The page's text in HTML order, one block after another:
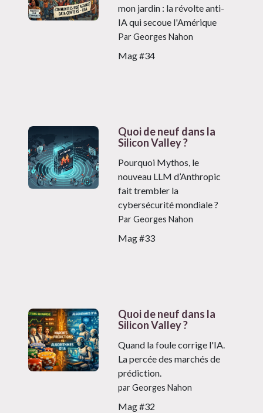
mon jardin : la révolte anti-
IA qui secoue l'Amérique
Par Georges Nahon
Mag #34
Quoi de neuf dans la
Silicon Valley ?
Pourquoi Mythos, le
nouveau LLM d’Anthropic
fait trembler la
cybersécurité mondiale ?
Par Georges Nahon
Mag #33
Quoi de neuf dans la
Silicon Valley ?
Quand la foule corrige l'IA.
La percée des marchés de
prédiction.
par Georges Nahon
Mag #32